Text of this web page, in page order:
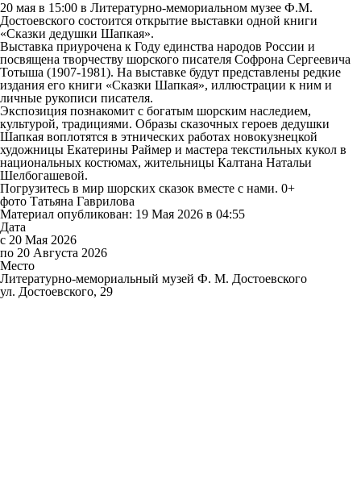
20 мая в 15:00 в Литературно-мемориальном музее Ф.М.
Достоевского состоится открытие выставки одной книги
«Сказки дедушки Шапкая».
Выставка приурочена к Году единства народов России и
посвящена творчеству шорского писателя Софрона Сергеевича
Тотыша (1907-1981). На выставке будут представлены редкие
издания его книги «Сказки Шапкая», иллюстрации к ним и
личные рукописи писателя.
Экспозиция познакомит с богатым шорским наследием,
культурой, традициями. Образы сказочных героев дедушки
Шапкая воплотятся в этнических работах новокузнецкой
художницы Екатерины Раймер и мастера текстильных кукол в
национальных костюмах, жительницы Калтана Натальи
Шелбогашевой.
Погрузитесь в мир шорских сказок вместе с нами. 0+
фото Татьяна Гаврилова
Материал опубликован: 19 Мая 2026 в 04:55
Дата
с 20 Мая 2026
по 20 Августа 2026
Место
Литературно-мемориальный музей Ф. М. Достоевского
ул. Достоевского, 29